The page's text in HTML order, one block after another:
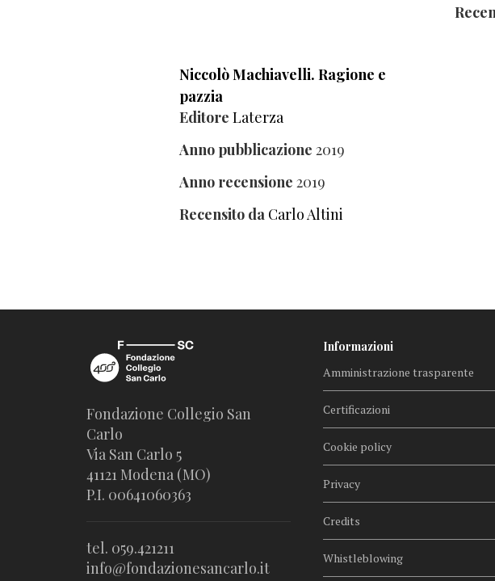
Niccolò Machiavelli. Ragione e
pazzia
Editore Laterza
Anno pubblicazione 2019
Anno recensione 2019
Recensito da Carlo Altini
Fondazione Collegio San
Carlo
Via San Carlo 5
41121 Modena (MO)
P.I. 00641060363
tel. 059.421211
info@fondazionesancarlo.it
Informazioni
Amministrazione trasparente
Certificazioni
Cookie policy
Privacy
Credits
Whistleblowing